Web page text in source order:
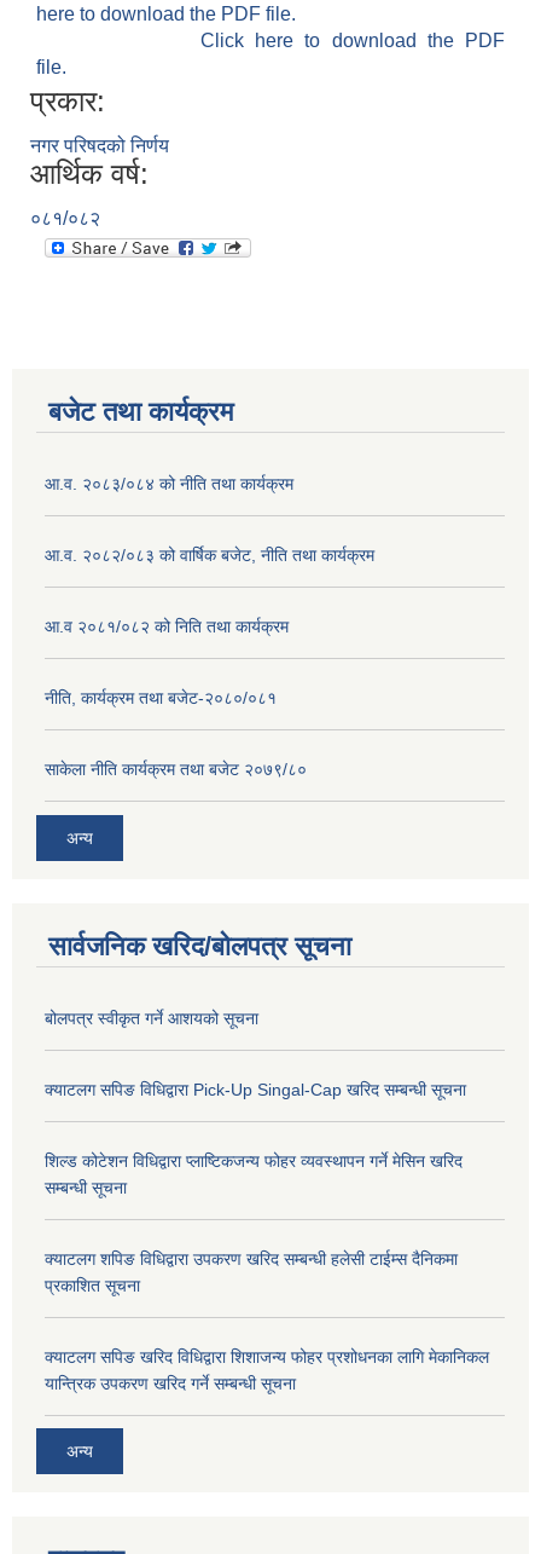
here to download the PDF file.
Click here to download the PDF
file.
प्रकार:
नगर परिषदको निर्णय
आर्थिक वर्ष:
०८१/०८२
बजेट तथा कार्यक्रम
आ.व. २०८३/०८४ को नीति तथा कार्यक्रम
आ.व. २०८२/०८३ को वार्षिक बजेट, नीति तथा कार्यक्रम
आ.व २०८१/०८२ को निति तथा कार्यक्रम
नीति, कार्यक्रम तथा बजेट-२०८०/०८१
साकेला नीति कार्यक्रम तथा बजेट २०७९/८०
अन्य
सार्वजनिक खरिद/बोलपत्र सूचना
बोलपत्र स्वीकृत गर्ने आशयको सूचना
क्याटलग सपिङ विधिद्वारा Pick-Up Singal-Cap खरिद सम्बन्धी सूचना
शिल्ड कोटेशन विधिद्वारा प्लाष्टिकजन्य फोहर व्यवस्थापन गर्ने मेसिन खरिद
सम्बन्धी सूचना
क्याटलग शपिङ विधिद्वारा उपकरण खरिद सम्बन्धी हलेसी टाईम्स दैनिकमा
प्रकाशित सूचना
क्याटलग सपिङ खरिद विधिद्वारा शिशाजन्य फोहर प्रशोधनका लागि मेकानिकल
यान्त्रिक उपकरण खरिद गर्ने सम्बन्धी सूचना
अन्य